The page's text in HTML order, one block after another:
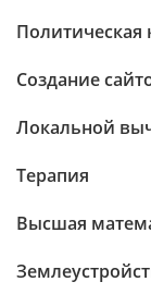
Политическая
Создание
Локальной
Терапия
Высшая